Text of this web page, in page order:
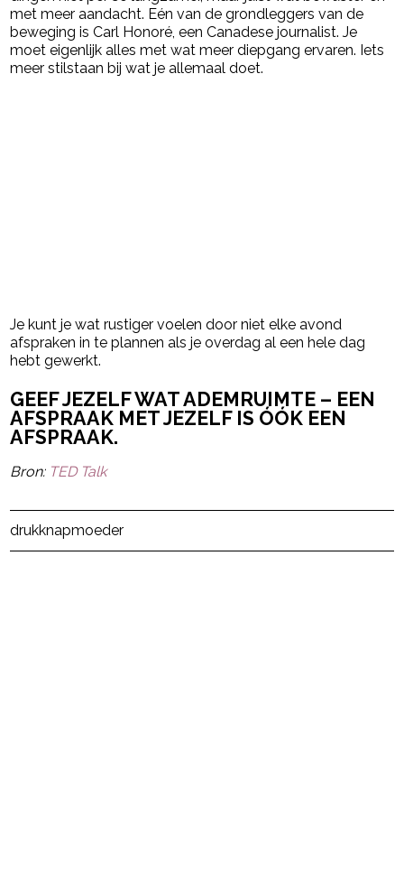
met meer aandacht. Eén van de grondleggers van de
beweging is Carl Honoré, een Canadese journalist. Je
moet eigenlijk alles met wat meer diepgang ervaren. Iets
meer stilstaan bij wat je allemaal doet.
Je kunt je wat rustiger voelen door niet elke avond
afspraken in te plannen als je overdag al een hele dag
hebt gewerkt.
GEEF JEZELF WAT ADEMRUIMTE – EEN
AFSPRAAK MET JEZELF IS ÓÓK EEN
AFSPRAAK.
Bron: TED Talk
drukknapmoeder